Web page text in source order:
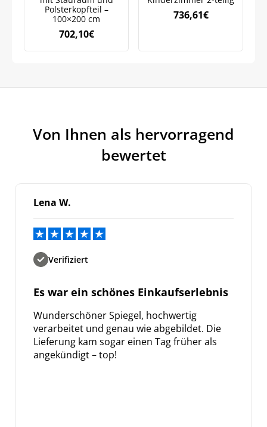
Polsterkopfteil –
100×200 cm
702,10€
736,61€
Von Ihnen als hervorragend
bewertet
Lena W.
Verifiziert
Es war ein schönes Einkaufserlebnis
Wunderschöner Spiegel, hochwertig
verarbeitet und genau wie abgebildet. Die
Lieferung kam sogar einen Tag früher als
angekündigt – top!
Datenschutzrichtlinie.